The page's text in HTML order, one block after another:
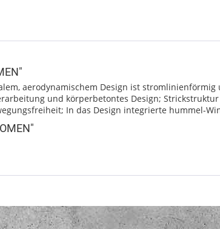
aerodynamischem Design ist
und körperbetontes Design;
In das Design integrierte hummel-